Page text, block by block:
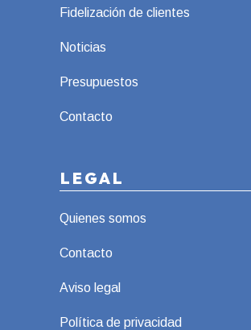
Fidelización de clientes
Noticias
Presupuestos
Contacto
LEGAL
Quienes somos
Contacto
Aviso legal
Política de privacidad